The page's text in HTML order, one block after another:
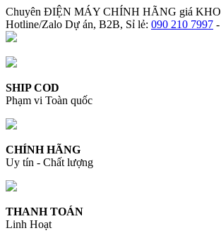
Chuyên ĐIỆN MÁY CHÍNH HÃNG giá KHO
Hotline/Zalo Dự án, B2B, Sỉ lẻ: 090 210 7997 -
SHIP COD
Phạm vi Toàn quốc
CHÍNH HÃNG
Uy tín - Chất lượng
THANH TOÁN
Linh Hoạt